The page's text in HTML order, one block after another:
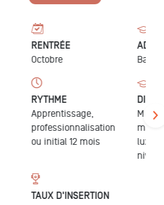
ADMISSIONS
Bac +3 /+4/5
DIPLÔME
Manager en
marketing du
luxetitre RNCP de